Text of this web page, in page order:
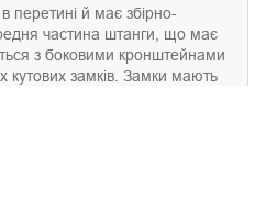
перетині й має збірно-
частина штанги, що має
з боковими кронштейнами
кутових замків. Замки мають